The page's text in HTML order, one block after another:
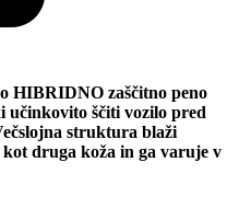
HIBRIDNO zaščitno peno
učinkovito ščiti vozilo pred
struktura blaži
druga koža in ga varuje v